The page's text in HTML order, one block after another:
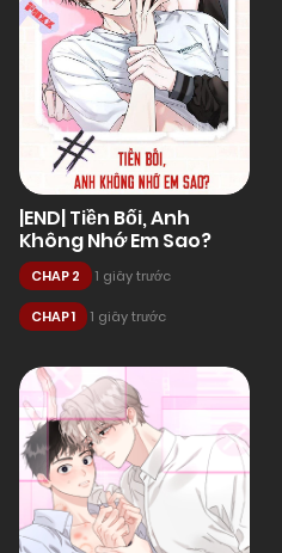
|END| Tiền Bối, Anh
Không Nhớ Em Sao?
CHAP 2 1 giây trước
CHAP 1 1 giây trước